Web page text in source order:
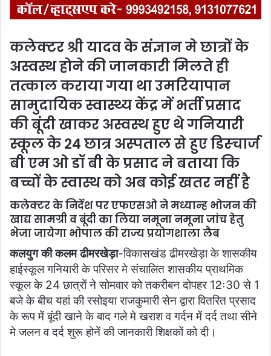
n
m
कलेक्टर श्री यादव के संज्ञान मे छात्रों के
अस्वस्थ होने की जानकारी मिलते ही
तत्काल कराया गया था उमरियापान
सामुदायिक स्वास्थ्य केंद्र में भर्ती प्रसाद
की बूंदी खाकर अस्वस्थ हुए थे गनियारी
स्कूल के 24 छात्र अस्पताल से हुए डिस्चार्ज
बी एम ओ डॉ बी के प्रसाद ने बताया कि
बच्चों के स्वास्थ को अब कोई खतर नहीं है
कलेक्टर के निर्देश पर एफएसओ ने मध्यान्ह भोजन की
खाद्य सामग्री व बूंदी का लिया नमूना नमूना जांच हेतु
भेजा जायेगा भोपाल की राज्य प्रयोगशाला लैब
कलयुग की कलम ढीमरखेड़ा-विकासखंड ढीमरखेड़ा के शासकीय
हाईस्कूल गनियारी के परिसर मे संचालित शासकीय प्राथमिक
स्कूल के 24 छात्रों ने सोमवार को तकरीबन दोपहर 12ः30 से 1
बजे के बीच यहां की रसोइया राजकुमारी सेन द्वारा वितरित प्रसाद
के रूप में बूंदी खाने के बाद गले मे खराश व गर्दन में दर्द तथा सीने
मे जलन व दर्द शुरू होनें की जानकारी शिक्षकों को दी।